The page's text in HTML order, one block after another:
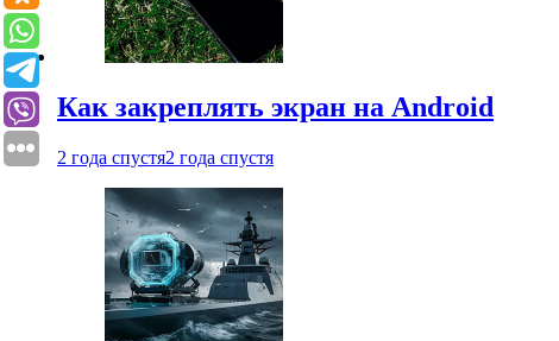
Как закреплять экран на Android
2 года спустя2 года спустя